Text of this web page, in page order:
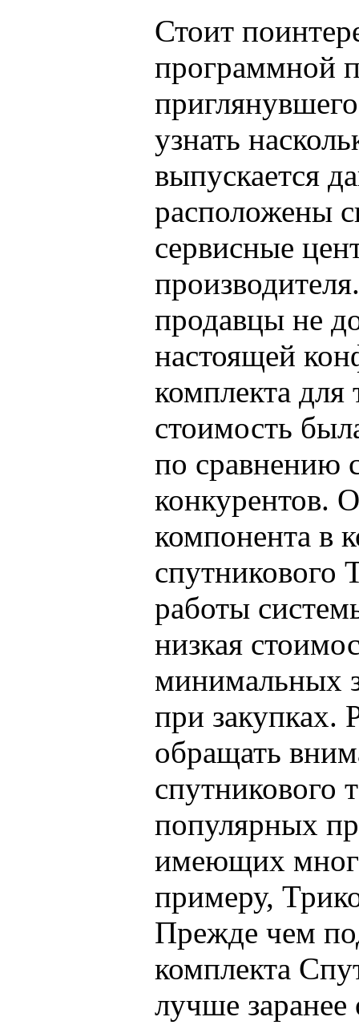
Стоит
программной
узнать
выпускается
расположены
сервисные
продавцы не
настоящей
комплекта для
стоимость
по сравнению
конкурентов.
компонента в
спутникового
работы
низкая
минимальных
при закупках.
обращать
спутникового
популярных
имеющих
примеру,
Прежде чем
комплекта
лучше заранее